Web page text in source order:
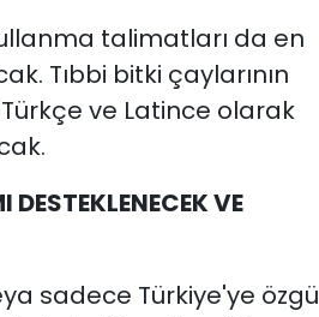
talimatları da en
Tıbbi bitki çaylarının
ve Latince olarak
VE
sadece Türkiye'ye özgü